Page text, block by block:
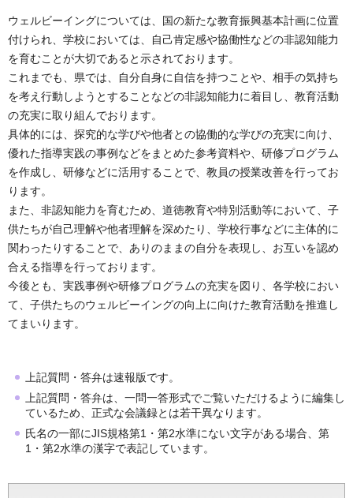
ウェルビーイングについては、国の新たな教育振興基本計画に位置
付けられ、学校においては、自己肯定感や協働性などの非認知能力
を育むことが大切であると示されております。
これまでも、県では、自分自身に自信を持つことや、相手の気持ち
を考え行動しようとすることなどの非認知能力に着目し、教育活動
の充実に取り組んでおります。
具体的には、探究的な学びや他者との協働的な学びの充実に向け、
優れた指導実践の事例などをまとめた参考資料や、研修プログラム
を作成し、研修などに活用することで、教員の授業改善を行ってお
ります。
また、非認知能力を育むため、道徳教育や特別活動等において、子
供たちが自己理解や他者理解を深めたり、学校行事などに主体的に
関わったりすることで、ありのままの自分を表現し、お互いを認め
合える指導を行っております。
今後とも、実践事例や研修プログラムの充実を図り、各学校におい
て、子供たちのウェルビーイングの向上に向けた教育活動を推進し
てまいります。
上記質問・答弁は速報版です。
上記質問・答弁は、一問一答形式でご覧いただけるように編集し
ているため、正式な会議録とは若干異なります。
氏名の一部にJIS規格第1・第2水準にない文字がある場合、第
1・第2水準の漢字で表記しています。